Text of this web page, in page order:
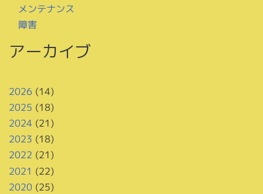
メンテナンス
障害
アーカイブ
2026 (14)
2025 (18)
2024 (21)
2023 (18)
2022 (21)
2021 (22)
2020(25)